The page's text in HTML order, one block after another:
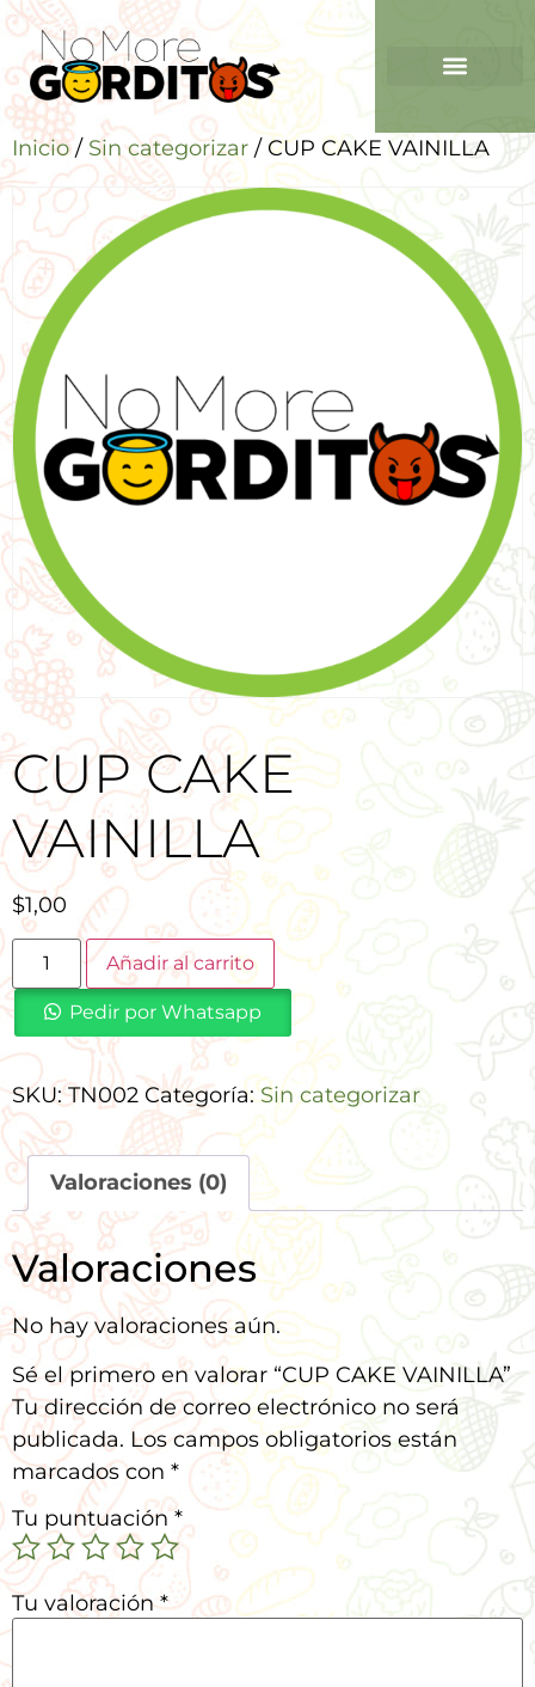
Inicio/ Sin categorizar / CUP CAKE VAINILLA
CUP CAKE
VAINILLA
$1,00
Añadir al carrito
Pedir por Whatsapp
SKU:TN002 Categoría:Sin categorizar
Valoraciones (0)
Valoraciones
No hay valoraciones aún.
Sé el primero en valorar “CUP CAKE VAINILLA”
Tu dirección de correo electrónico no será
publicada. Los campos obligatorios están
marcados con *
Tu puntuación*
Tu valoración*